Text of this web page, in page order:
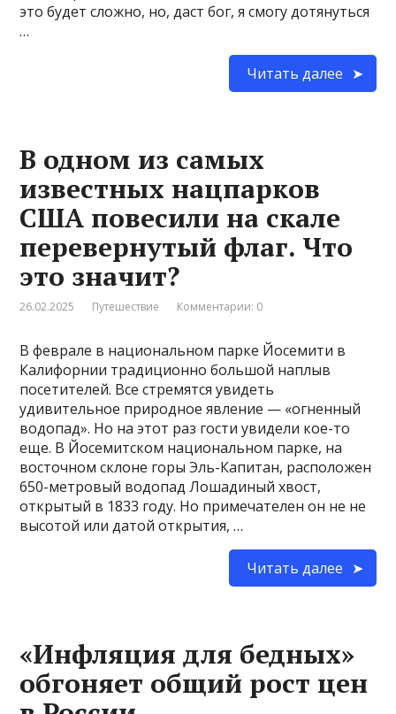
это будет сложно, но, даст бог, я смогу дотянуться
…
Читать далее
В одном из самых
известных нацпарков
США повесили на скале
перевернутый флаг. Что
это значит?
26.02.2025 Путешествие Комментарии: 0
В феврале в национальном парке Йосемити в
Калифорнии традиционно большой наплыв
посетителей. Все стремятся увидеть
удивительное природное явление — «огненный
водопад». Но на этот раз гости увидели кое-то
еще. В Йосемитском национальном парке, на
восточном склоне горы Эль-Капитан, расположен
650-метровый водопад Лошадиный хвост,
открытый в 1833 году. Но примечателен он не не
высотой или датой открытия, …
Читать далее
«Инфляция для бедных»
обгоняет общий рост цен